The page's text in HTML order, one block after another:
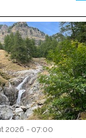
2026 - 07:00